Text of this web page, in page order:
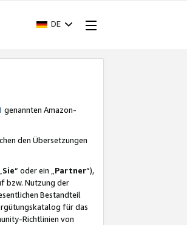
DE
genannten Amazon-
den Übersetzungen
Sie“ oder ein „Partner“),
bzw. Nutzung der
Bestandteil
für das
Richtlinien von